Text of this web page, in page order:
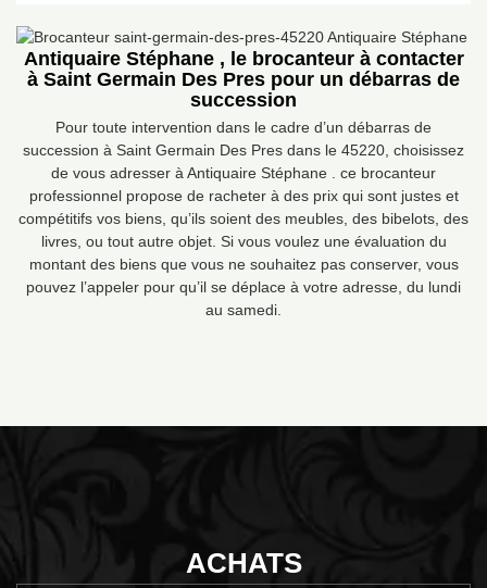
Antiquaire Stéphane , le brocanteur à contacter
à Saint Germain Des Pres pour un débarras de
succession
Pour toute intervention dans le cadre d’un débarras de
succession à Saint Germain Des Pres dans le 45220, choisissez
de vous adresser à Antiquaire Stéphane . ce brocanteur
professionnel propose de racheter à des prix qui sont justes et
compétitifs vos biens, qu’ils soient des meubles, des bibelots, des
livres, ou tout autre objet. Si vous voulez une évaluation du
montant des biens que vous ne souhaitez pas conserver, vous
pouvez l’appeler pour qu’il se déplace à votre adresse, du lundi
au samedi.
ACHATS